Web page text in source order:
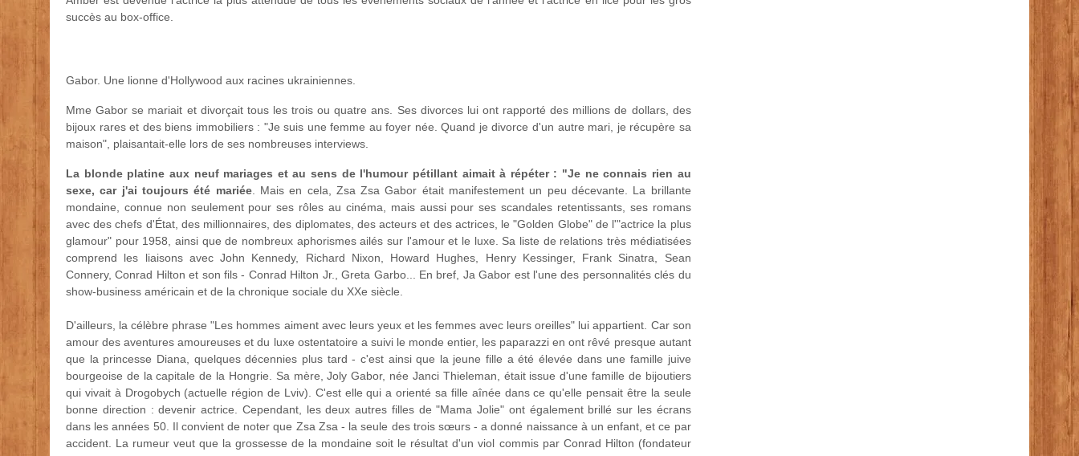
succès au box-office.
Gabor. Une lionne d'Hollywood aux racines ukrainiennes.
Mme Gabor se mariait et divorçait tous les trois ou quatre ans. Ses divorces lui ont rapporté des millions de dollars, des
bijoux rares et des biens immobiliers : "Je suis une femme au foyer née. Quand je divorce d'un autre mari, je récupère sa
maison", plaisantait-elle lors de ses nombreuses interviews.
La blonde platine aux neuf mariages et au sens de l'humour pétillant aimait à répéter : "Je ne connais rien au
sexe, car j'ai toujours été mariée. Mais en cela, Zsa Zsa Gabor était manifestement un peu décevante. La brillante
mondaine, connue non seulement pour ses rôles au cinéma, mais aussi pour ses scandales retentissants, ses romans
avec des chefs d'État, des millionnaires, des diplomates, des acteurs et des actrices, le "Golden Globe" de l'"actrice la plus
glamour" pour 1958, ainsi que de nombreux aphorismes ailés sur l'amour et le luxe. Sa liste de relations très médiatisées
comprend les liaisons avec John Kennedy, Richard Nixon, Howard Hughes, Henry Kessinger, Frank Sinatra, Sean
Connery, Conrad Hilton et son fils - Conrad Hilton Jr., Greta Garbo... En bref, Ja Gabor est l'une des personnalités clés du
show-business américain et de la chronique sociale du XXe siècle.
D'ailleurs, la célèbre phrase "Les hommes aiment avec leurs yeux et les femmes avec leurs oreilles" lui appartient. Car son
amour des aventures amoureuses et du luxe ostentatoire a suivi le monde entier, les paparazzi en ont rêvé presque autant
que la princesse Diana, quelques décennies plus tard - c'est ainsi que la jeune fille a été élevée dans une famille juive
bourgeoise de la capitale de la Hongrie. Sa mère, Joly Gabor, née Janci Thieleman, était issue d'une famille de bijoutiers
qui vivait à Drogobych (actuelle région de Lviv). C'est elle qui a orienté sa fille aînée dans ce qu'elle pensait être la seule
bonne direction : devenir actrice. Cependant, les deux autres filles de "Mama Jolie" ont également brillé sur les écrans
dans les années 50. Il convient de noter que Zsa Zsa - la seule des trois sœurs - a donné naissance à un enfant, et ce par
accident. La rumeur veut que la grossesse de la mondaine soit le résultat d'un viol commis par Conrad Hilton (fondateur